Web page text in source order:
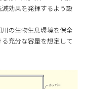
効果を発揮するよう設
の生物生息環境を保全
充分な容量を想定して